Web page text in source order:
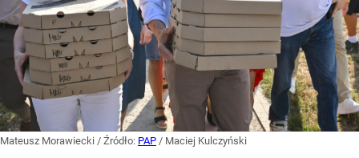
Mateusz Morawiecki / Źródło: PAP / Maciej Kulczyński